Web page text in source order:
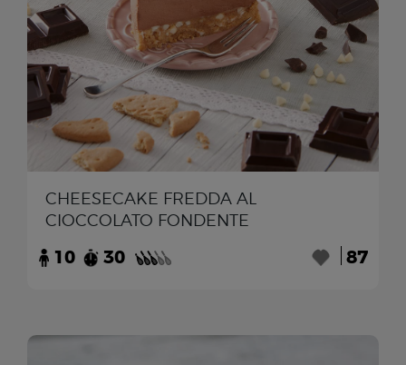
CHEESECAKE FREDDA AL
CIOCCOLATO FONDENTE
10 30 87